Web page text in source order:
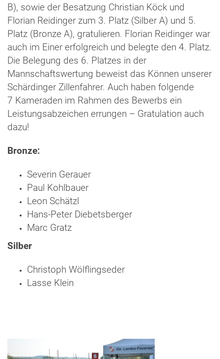
B), sowie der Besatzung Christian Köck und
Florian Reidinger zum 3. Platz (Silber A) und 5.
Platz (Bronze A), gratulieren. Florian Reidinger war
auch im Einer erfolgreich und belegte den 4. Platz.
Die Belegung des 6. Platzes in der
Mannschaftswertung beweist das Können unserer
Schärdinger Zillenfahrer. Auch haben folgende
7 Kameraden im Rahmen des Bewerbs ein
Leistungsabzeichen errungen – Gratulation auch
dazu!
Bronze:
Severin Gerauer
Paul Kohlbauer
Leon Schätzl
Hans-Peter Diebetsberger
Marc Gratz
Silber
Christoph Wölflingseder
Lasse Klein